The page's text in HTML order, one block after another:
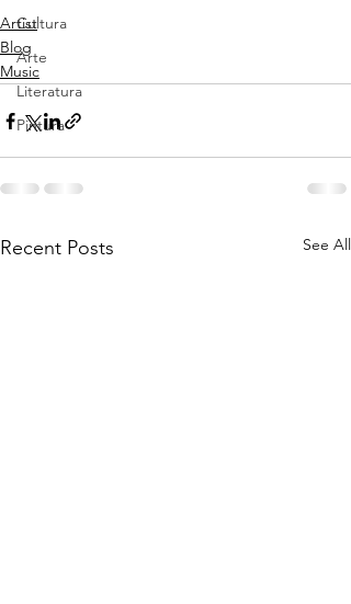
Cultura
Arte
Literatura
Pintura
Artist
Blog
Music
Recent Posts See All